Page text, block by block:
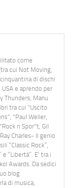
come
cui Not Moving,
di dischi
e aprendo per
Thunders, Manu
tra cui "Uscito
"Paul Weller,
n Spor"t, Gil
Charles- Il genio
“Classic Rock”,
“Libertà”. E' tra i
Awards. Da sedici
blog
di musica,